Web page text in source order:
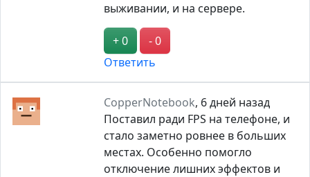
выживании, и на сервере.
+ 0
- 0
Ответить
CopperNotebook, 6 дней назад
Поставил ради FPS на телефоне, и
стало заметно ровнее в больших
местах. Особенно помогло
отключение лишних эффектов и